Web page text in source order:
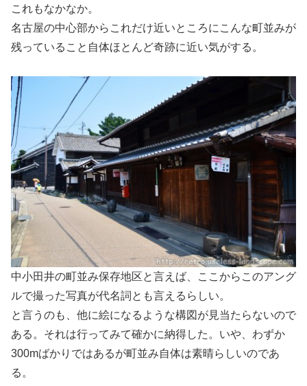
これもなかなか。
名古屋の中心部からこれだけ近いところにこんな町並みが
残っていること自体ほとんど奇跡に近い気がする。
中小田井の町並み保存地区と言えば、ここからこのアング
ルで撮った写真が代名詞とも言えるらしい。
と言うのも、他に絵になるような構図が見当たらないので
ある。それは行ってみて確かに納得した。いや、わずか
300mばかりではあるが町並み自体は素晴らしいのであ
る。